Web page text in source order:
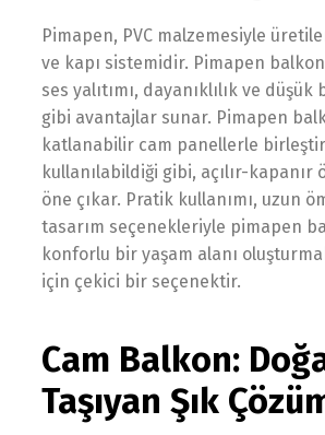
Pimapen, PVC malzemesiyle
ve kapı sistemidir. Pimapen
ses yalıtımı, dayanıklılık ve düşük
gibi avantajlar sunar. Pimapen
katlanabilir cam panellerle
kullanılabildiği gibi, açılır-kapanır
öne çıkar. Pratik kullanımı, uzun
tasarım seçenekleriyle pimapen
konforlu bir yaşam alanı
için çekici bir seçenektir.
Cam Balkon:
Taşıyan Şık